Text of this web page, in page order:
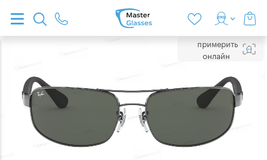
примерить
онлайн